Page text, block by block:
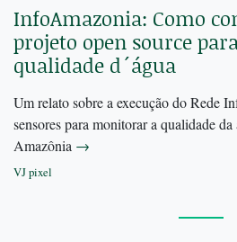
InfoAmazonia: Como
projeto open source
qualidade d´água
Um relato sobre a execução do Rede
sensores para monitorar a qualidade
Amazônia →
VJ pixel